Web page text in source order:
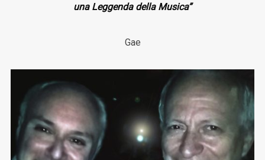
una Leggenda della Musica”
Gae